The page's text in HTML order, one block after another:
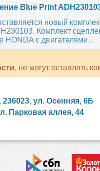
Blue Print
новый
Комплект
HONDA с двигателями...
, не могут оставлять
, 236023, ул. Осенняя, 6Б
Парковая аллея, 44